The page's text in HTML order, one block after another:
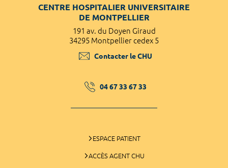
CENTRE HOSPITALIER UNIVERSITAIRE
DE MONTPELLIER
191 av. du Doyen Giraud
34295 Montpellier cedex 5
Contacter le CHU
04 67 33 67 33
ESPACE PATIENT
ACCÈS AGENT CHU